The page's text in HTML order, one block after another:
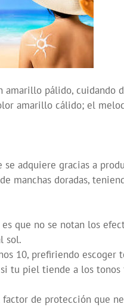
pálido, cuidando
amarillo cálido; el
adquiere gracias a
manchas doradas,
que no se notan los
sol.
10, prefiriendo
tu piel tiende a los
de protección que